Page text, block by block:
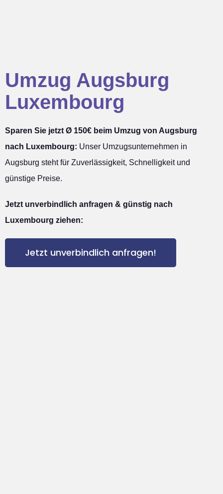
Umzug Augsburg
Luxembourg
Sparen Sie jetzt Ø 150€ beim Umzug von Augsburg
nach Luxembourg: Unser Umzugsunternehmen in
Augsburg steht für Zuverlässigkeit, Schnelligkeit und
günstige Preise.
Jetzt unverbindlich anfragen & günstig nach
Luxembourg ziehen:
Jetzt unverbindlich anfragen!